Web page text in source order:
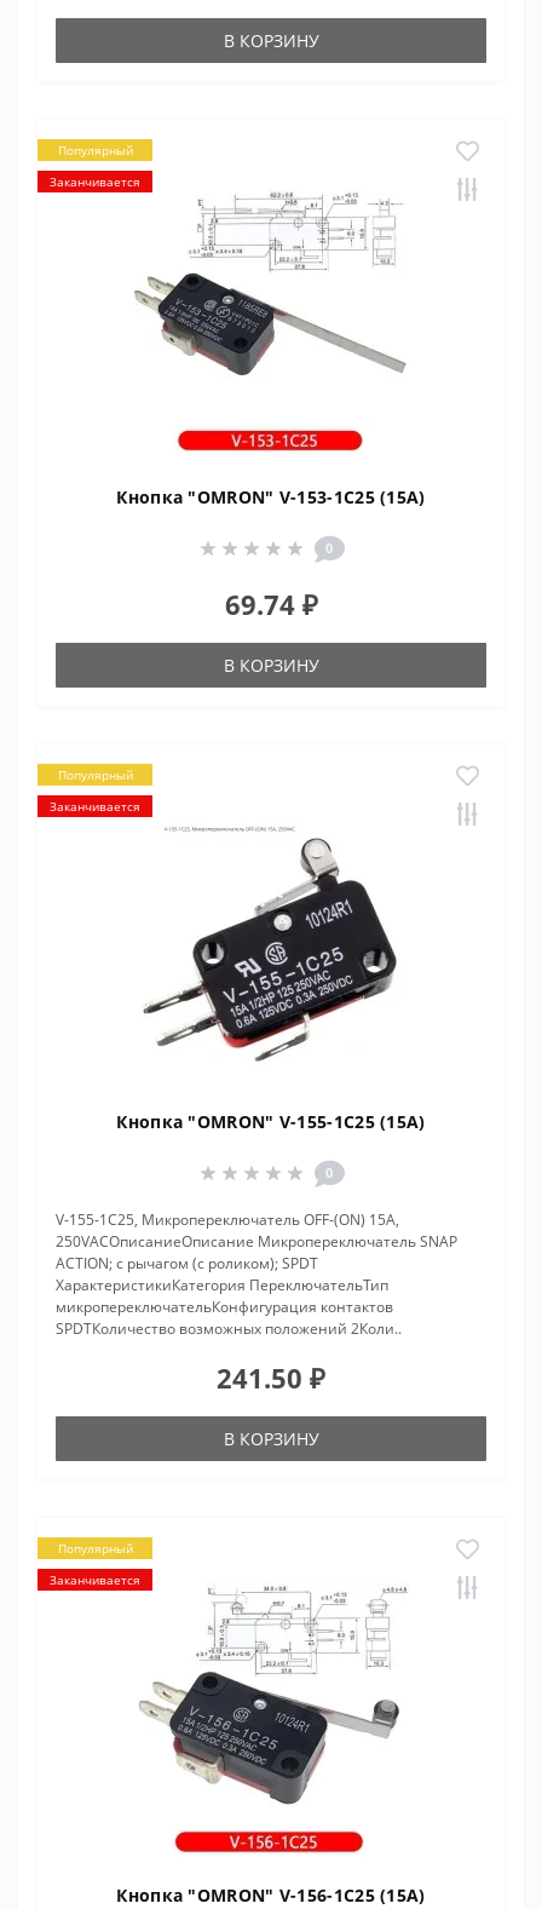
В КОРЗИНУ
Популярный
Заканчивается
Кнопка "OMRON" V-153-1C25 (15A)
0
69.74 ₽
В КОРЗИНУ
Популярный
Заканчивается
Кнопка "OMRON" V-155-1C25 (15A)
0
V-155-1C25, Микропереключатель OFF-(ON) 15A,
250VACОписаниеОписание Микропереключатель SNAP
ACTION; с рычагом (с роликом); SPDT
ХарактеристикиКатегория ПереключательТип
микропереключательКонфигурация контактов
SPDTКоличество возможных положений 2Коли..
241.50 ₽
В КОРЗИНУ
Популярный
Заканчивается
Кнопка "OMRON" V-156-1C25 (15A)